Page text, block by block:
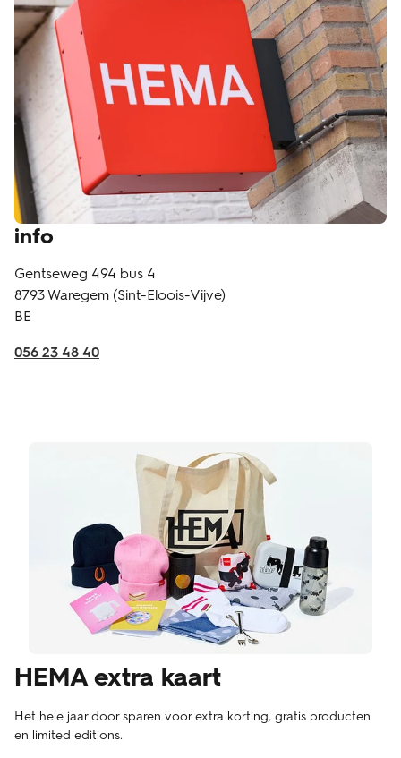
info
Gentseweg 494 bus 4
8793Waregem (Sint-Eloois-Vijve)
BE
056 23 48 40
HEMA extra kaart
Het hele jaar door sparen voor extra korting, gratis producten
en limited editions.